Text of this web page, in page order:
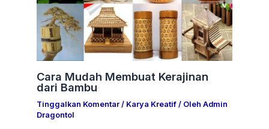
Cara Mudah Membuat Kerajinan
dari Bambu
Tinggalkan Komentar / Karya Kreatif / OlehAdmin
Dragontol